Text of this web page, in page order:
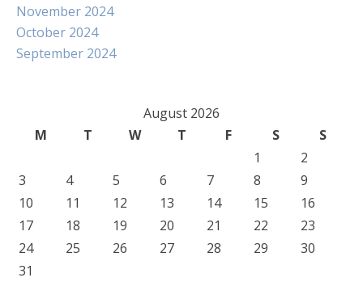
November 2024
October 2024
September 2024
August 2026
M
T W T F S
S
1
2
3
4 5 6 7 8
9
10
11 12 13 14 15
16
17
18 19 20 21 22
23
24
25 26 27 28 29
30
31